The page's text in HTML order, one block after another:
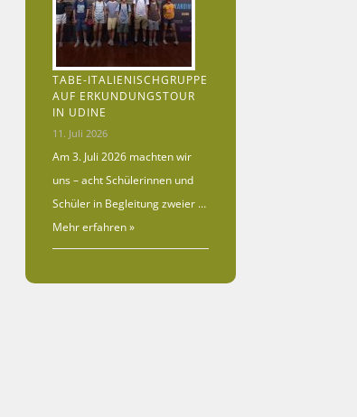
TABE-ITALIENISCHGRUPPE
AUF ERKUNDUNGSTOUR
IN UDINE
11. Juli 2026
Am 3. Juli 2026 machten wir
uns – acht Schülerinnen und
Schüler in Begleitung zweier …
Mehr erfahren »